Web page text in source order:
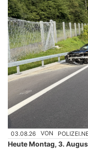
03.08.26 VON
Heute Montag, 3.